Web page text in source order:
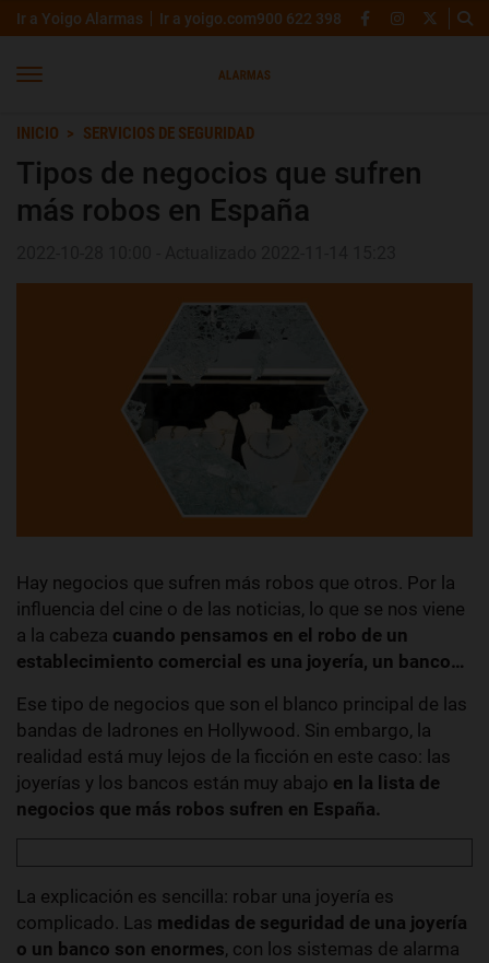
Ir a Yoigo Alarmas Ir a yoigo.com900 622 398
INICIO SERVICIOS DE SEGURIDAD
Tipos de negocios que sufren
más robos en España
Hay negocios que sufren más robos que otros. Por la
influencia del cine o de las noticias, lo que se nos viene
a la cabeza cuando pensamos en el robo de un
establecimiento comercial es una joyería, un banco…
Ese tipo de negocios que son el blanco principal de las
bandas de ladrones en Hollywood. Sin embargo, la
realidad está muy lejos de la ficción en este caso: las
joyerías y los bancos están muy abajo en la lista de
negocios que más robos sufren en España.
La explicación es sencilla: robar una joyería es
complicado. Las medidas de seguridad de una joyería
o un banco son enormes, con los sistemas de alarma